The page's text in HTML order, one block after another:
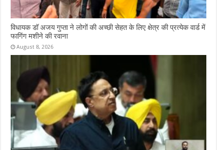
विधायक डॉ अजय गुप्ता ने लोगों की अच्छी सेहत के लिए क्षेत्र की प्रत्येक वार्ड में
फागिंग मशीने की रवाना
August 8, 2026